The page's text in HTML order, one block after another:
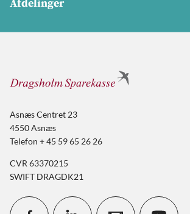
Afdelinger
Asnæs Centret 23
4550 Asnæs
Telefon + 45 59 65 26 26
CVR 63370215
SWIFT DRAGDK21